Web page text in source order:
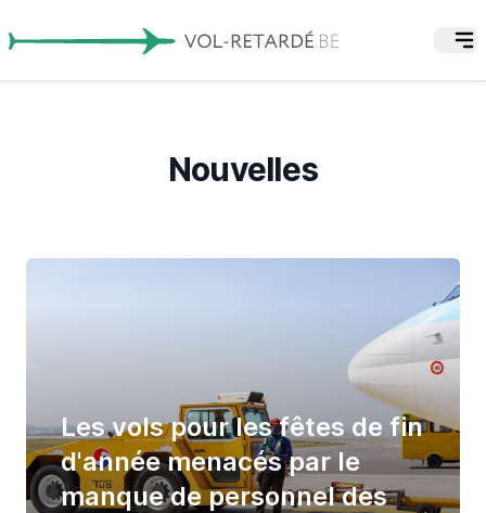
Nouvelles
Les vols pour les fêtes de fin
d'année menacés par le
manque de personnel des